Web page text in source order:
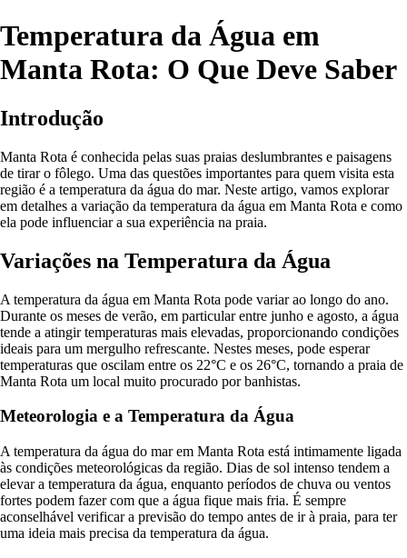
Temperatura da Água em
Manta Rota: O Que Deve Saber
Introdução
Manta Rota é conhecida pelas suas praias deslumbrantes e paisagens
de tirar o fôlego. Uma das questões importantes para quem visita esta
região é a temperatura da água do mar. Neste artigo, vamos explorar
em detalhes a variação da temperatura da água em Manta Rota e como
ela pode influenciar a sua experiência na praia.
Variações na Temperatura da Água
A temperatura da água em Manta Rota pode variar ao longo do ano.
Durante os meses de verão, em particular entre junho e agosto, a água
tende a atingir temperaturas mais elevadas, proporcionando condições
ideais para um mergulho refrescante. Nestes meses, pode esperar
temperaturas que oscilam entre os 22°C e os 26°C, tornando a praia de
Manta Rota um local muito procurado por banhistas.
Meteorologia e a Temperatura da Água
A temperatura da água do mar em Manta Rota está intimamente ligada
às condições meteorológicas da região. Dias de sol intenso tendem a
elevar a temperatura da água, enquanto períodos de chuva ou ventos
fortes podem fazer com que a água fique mais fria. É sempre
aconselhável verificar a previsão do tempo antes de ir à praia, para ter
uma ideia mais precisa da temperatura da água.